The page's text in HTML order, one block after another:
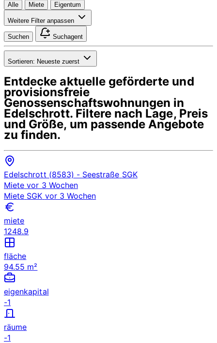
Alle Miete Eigentum
Weitere Filter anpassen
Suchen Suchagent
Sortieren: Neueste zuerst
Entdecke aktuelle geförderte und
provisionsfreie
Genossenschaftswohnungen in
Edelschrott. Filtere nach Lage, Preis
und Größe, um passende Angebote
zu finden.
Edelschrott (8583) - Seestraße SGK
Miete vor 3 Wochen
Miete SGK vor 3 Wochen
miete
1248.9
fläche
94.55 m²
eigenkapital
-1
räume
-1